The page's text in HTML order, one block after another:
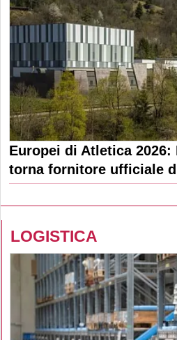
Europei di Atletica
torna fornitore ufficiale
LOGISTICA